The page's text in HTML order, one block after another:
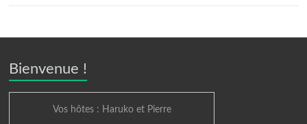
Bienvenue !
Vos hôtes : Haruko et Pierre